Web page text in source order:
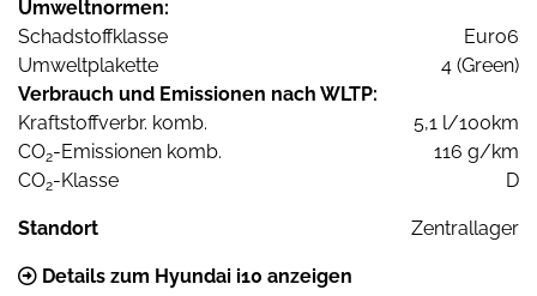
Umweltnormen:
Schadstoffklasse
Euro6
Umweltplakette
4 (Green)
Verbrauch und Emissionen nach WLTP:
Kraftstoffverbr. komb.
5,1 l/100km
CO2-Emissionen komb.
116 g/km
CO2-Klasse D
Standort Zentrallager
Details zum Hyundai i10 anzeigen